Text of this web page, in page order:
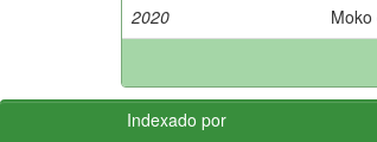
2020
Indexado por